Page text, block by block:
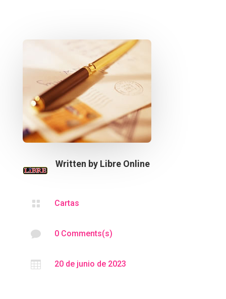
Written by Libre Online
 Cartas
 0 Comments(s)
 20 de junio de 2023